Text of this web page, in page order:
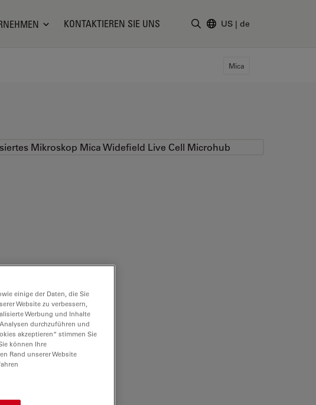
KONTAKTIEREN SIE UNS US | de
Mica
einige der Daten, die Sie
Website zu verbessern,
Werbung und Inhalte
durchzuführen und
akzeptieren“ stimmen Sie
können Ihre
Rand unserer Website